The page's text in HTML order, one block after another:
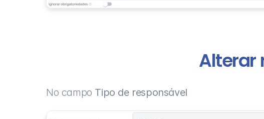
Alterar
No campo Tipo de responsável